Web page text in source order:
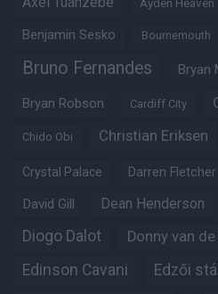
Benjamin Sesko Bournemouth
Bruno Fernandes Bryan
Bryan Robson Cardiff City
Chido Obi Christian Eriksen
Crystal Palace Darren Fletcher
David Gill Dean Henderson
Diogo Dalot Donny van
Edinson Cavani Edzői